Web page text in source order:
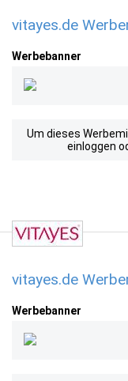
vitayes.de
Werbebanner
Um dieses
einloggen
vitayes.de
Werbebanner